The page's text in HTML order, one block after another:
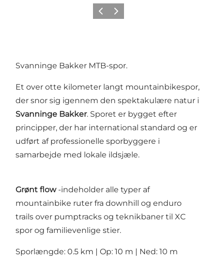
ForrigeNæste
Svanninge Bakker MTB-spor.
Et over otte kilometer langt mountainbikespor,
der snor sig igennem den spektakulære natur i
Svanninge Bakker. Sporet er bygget efter
principper, der har international standard og er
udført af professionelle sporbyggere i
samarbejde med lokale ildsjæle.
Grønt flow-indeholder alle typer af
mountainbike ruter fra downhill og enduro
trails over pumptracks og teknikbaner til XC
spor og familievenlige stier.
Sporlængde: 0.5 km | Op: 10 m | Ned: 10 m